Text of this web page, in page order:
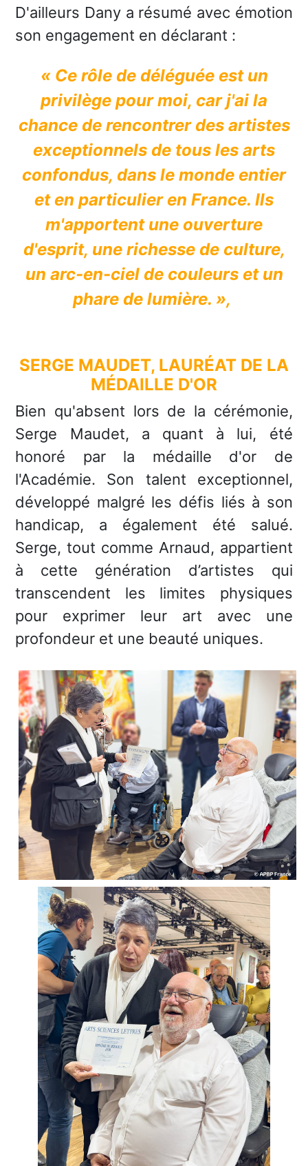
D'ailleurs Dany a résumé avec émotion
son engagement en déclarant :
« Ce rôle de déléguée est un
privilège pour moi, car j'ai la
chance de rencontrer des artistes
exceptionnels de tous les arts
confondus, dans le monde entier
et en particulier en France. Ils
m'apportent une ouverture
d'esprit, une richesse de culture,
un arc-en-ciel de couleurs et un
phare de lumière. »,
SERGE MAUDET, LAURÉAT DE LA
MÉDAILLE D'OR
Bien qu'absent lors de la cérémonie,
Serge Maudet, a quant à lui, été
honoré par la médaille d'or de
l'Académie. Son talent exceptionnel,
développé malgré les défis liés à son
handicap, a également été salué.
Serge, tout comme Arnaud, appartient
à cette génération d’artistes qui
transcendent les limites physiques
pour exprimer leur art avec une
profondeur et une beauté uniques.